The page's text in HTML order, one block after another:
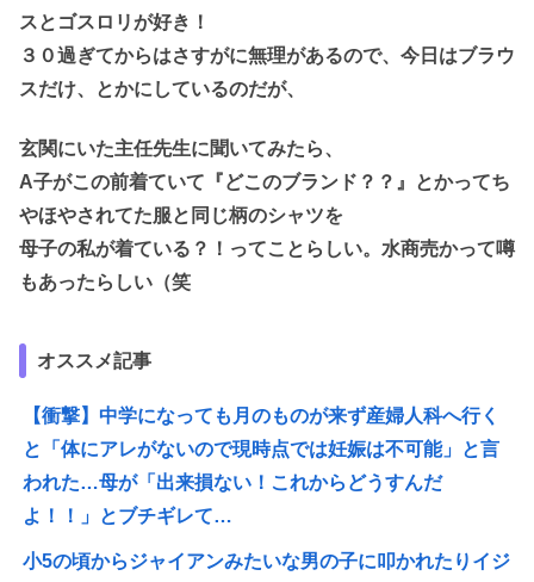
スとゴスロリが好き！
３０過ぎてからはさすがに無理があるので、今日はブラウ
スだけ、とかにしているのだが、
玄関にいた主任先生に聞いてみたら、
A子がこの前着ていて『どこのブランド？？』とかってち
やほやされてた服と同じ柄のシャツを
母子の私が着ている？！ってことらしい。水商売かって噂
もあったらしい（笑
オススメ記事
【衝撃】中学になっても月のものが来ず産婦人科へ行く
と「体にアレがないので現時点では妊娠は不可能」と言
われた…母が「出来損ない！これからどうすんだ
よ！！」とブチギレて…
小5の頃からジャイアンみたいな男の子に叩かれたりイジ